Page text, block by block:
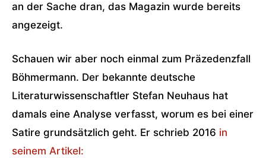
an der Sache dran, das Magazin wurde bereits
angezeigt.
Schauen wir aber noch einmal zum Präzedenzfall
Böhmermann. Der bekannte deutsche
Literaturwissenschaftler Stefan Neuhaus hat
damals eine Analyse verfasst, worum es bei einer
Satire grundsätzlich geht. Er schrieb 2016 in
seinem Artikel: